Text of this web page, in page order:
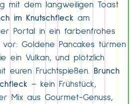
mit dem langweiligen Toast
im Knutschfleck am
Portal in ein farbenfrohes
Goldene Pancakes türmen
ein Vulkan, und plötzlich
euren Fruchtspießen.
Brunch
– kein Frühstück,
Mix aus Gourmet-Genuss,